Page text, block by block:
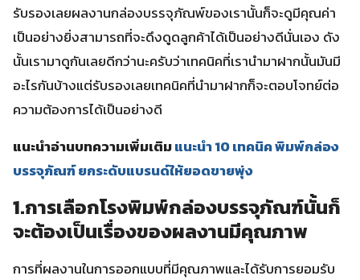
รับรองเลยผลงานกล่องบรรจุภัณพ์ของเรานั้นก็จะดูมีคุณค่า
เป็นอย่างยิ่งสามารถที่จะดึงดูดลูกค้าได้เป็นอย่างดีนั่นเอง ดัง
นั้นเรามาดูกันเลยดีกว่านะครับว่าเทคนิคที่เรานำมาฝากนั้นมันมี
อะไรกันบ้างแต่รับรองเลยเทคนิคที่นำมาฝากก็จะตอบโจทย์ต่อ
ความต้องการได้เป็นอย่างดี
แนะนำอ่านบทความเพิ่มเติมแนะนำ 10 เทคนิค พิมพ์กล่อง
บรรจุภัณฑ์ ยกระดับแบรนด์ให้ยอดขายพุ่ง
1.การเลือกโรงพิมพ์กล่องบรรจุภัณฑ์นั้นก็
จะต้องเป็นเรื่องของผลงานมีคุณภาพ
การที่ผลงานในการออกแบบที่มีคุณภาพและได้รับการยอมรับ